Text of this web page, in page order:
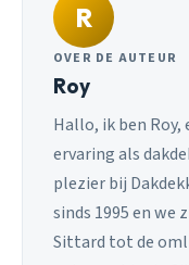
R
OVER DE AUTEUR
Roy
Hallo, ik ben
ervaring als
plezier bij
sinds 1995 en we
Sittard tot de